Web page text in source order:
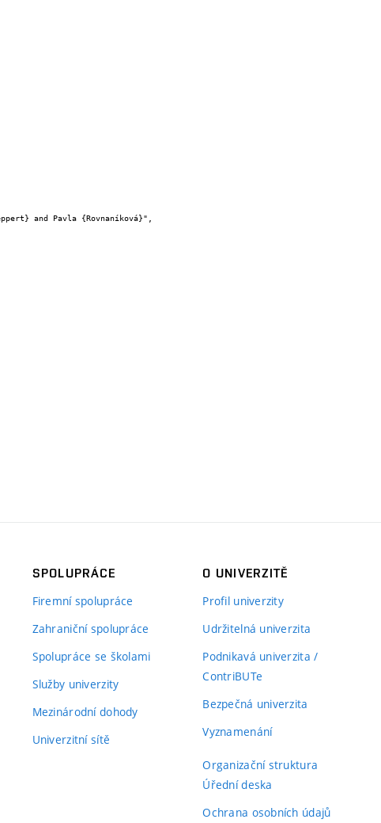
SPOLUPRÁCE
Firemní spolupráce
Zahraniční spolupráce
Spolupráce se školami
Služby univerzity
Mezinárodní dohody
Univerzitní sítě
O UNIVERZITĚ
Profil univerzity
Udržitelná univerzita
Podnikavá univerzita /
ContriBUTe
Bezpečná univerzita
Vyznamenání
Organizační struktura
Úřední deska
Ochrana osobních údajů